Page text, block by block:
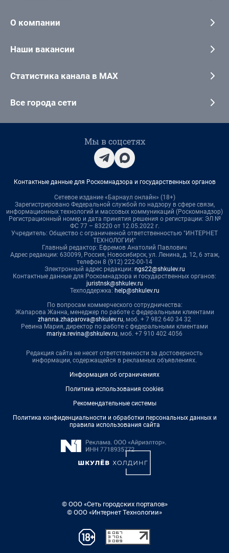
О компании
Наши вакансии
Статистика канала в MAX
Все города сети
Мы в соцсетях
Контактные данные для Роскомнадзора и государственных органов
Сетевое издание «Барнаул онлайн» (18+)
Зарегистрировано Федеральной службой по надзору в сфере связи,
информационных технологий и массовых коммуникаций (Роскомнадзор)
Регистрационный номер и дата принятия решения о регистрации: ЭЛ №
ФС 77 – 83220 от 12.05.2022 г.
Учредитель: Общество с ограниченной ответственностью "ИНТЕРНЕТ
ТЕХНОЛОГИИ"
Главный редактор: Ефремов Анатолий Павлович
Адрес редакции: 630099, Россия, Новосибирск, ул. Ленина, д. 12, 6 этаж,
телефон 8 (912) 222-00-14
Электронный адрес редакции: ngs22@shkulev.ru
Контактные данные для Роскомнадзора и государственных органов:
juristnsk@shkulev.ru
Техподдержка: help@shkulev.ru
По вопросам коммерческого сотрудничества:
Жапарова Жанна, менеджер по работе с федеральными клиентами
zhanna.zhaparova@shkulev.ru, моб. + 7 982 640 34 32
Ревина Мария, директор по работе с федеральными клиентами
mariya.revina@shkulev.ru, моб. +7 910 402 4056
Редакция сайта не несет ответственности за достоверность
информации, содержащейся в рекламных объявлениях.
Информация об ограничениях
Политика использования cookies
Рекомендательные системы
Политика конфиденциальности и обработки персональных данных и
правила использования сайта
© ООО «Сеть городских порталов»
© ООО «Интернет Технологии»